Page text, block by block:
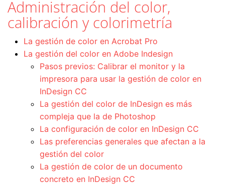
Administración del color,
calibración y colorimetría
La gestión de color en Acrobat Pro
La gestión del color en Adobe Indesign
Pasos previos: Calibrar el monitor y la
impresora para usar la gestión de color en
InDesign CC
La gestión del color de InDesign es más
compleja que la de Photoshop
La configuración de color en InDesign CC
Las preferencias generales que afectan a la
gestión del color
La gestión de color de un documento
concreto en InDesign CC